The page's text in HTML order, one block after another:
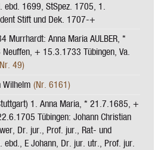
ebd. 1699, StSpez. 1705, 1.
Stift und Dek. 1707-+
Murrhardt: Anna Maria AULBER, *
+ 15.3.1733 Tübingen, Va.
49)
Wilhelm(Nr. 6161)
1. Anna Maria, * 21.7.1685, +
Tübingen: Johann Christian
Dr. jur., Prof. jur., Rat- und
ebd., E Johann, Dr. jur. utr., Prof. jur.